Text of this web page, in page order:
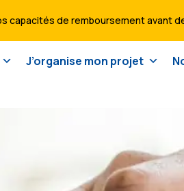
capacités de remboursement avant
J’organise mon projet